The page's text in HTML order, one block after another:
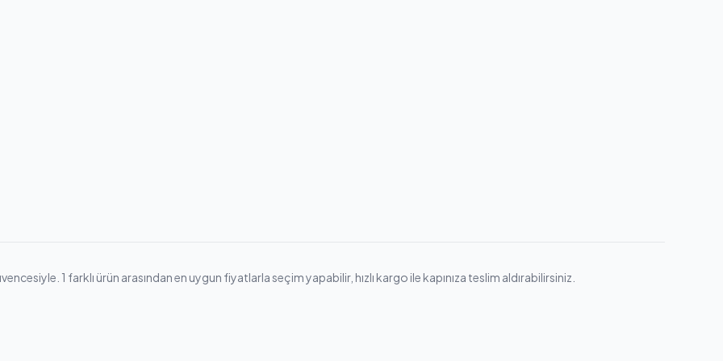
1 farklı ürün arasından en uygun fiyatlarla seçim yapabilir, hızlı kargo ile kapınıza teslim aldırabilirsiniz.